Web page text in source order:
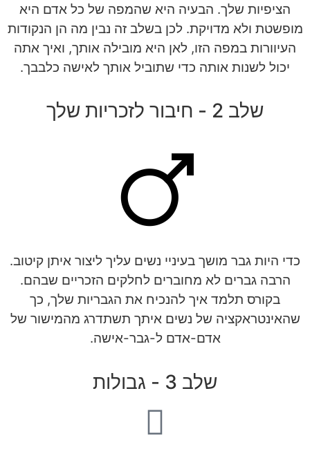
הציפיות שלך. הבעיה היא שהמפה של כל אדם היא
מופשטת ולא מדויקת. לכן בשלב זה נבין מה הן הנקודות
העיוורות במפה הזו, לאן היא מובילה אותך, ואיך אתה
יכול לשנות אותה כדי שתוביל אותך לאישה כלבבך.
שלב 2 - חיבור לזכריות שלך
כדי היות גבר מושך בעיניי נשים עליך ליצור איתן קיטוב.
הרבה גברים לא מחוברים לחלקים הזכריים שבהם.
בקורס תלמד איך להנכיח את הגבריות שלך, כך
שהאינטראקציה של נשים איתך תשתדרג מהמישור של
אדם-אדם ל-גבר-אישה.
שלב 3 - גבולות